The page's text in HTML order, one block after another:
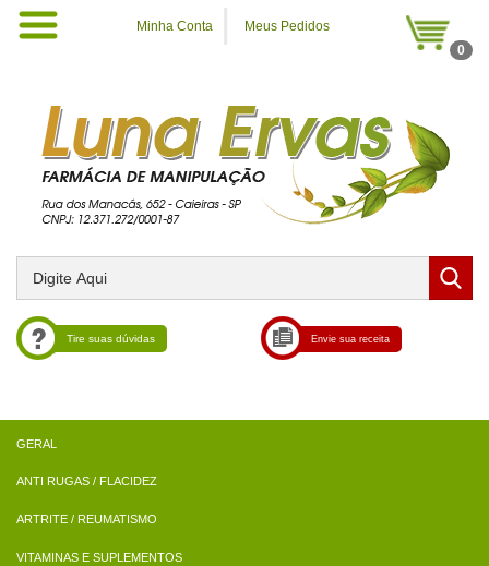
Minha Conta
Meus Pedidos
0
Tire suas dúvidas Envie sua receita
ANTI RUGAS / FLACIDEZ
ARTRITE / REUMATISMO
VITAMINAS E SUPLEMENTOS